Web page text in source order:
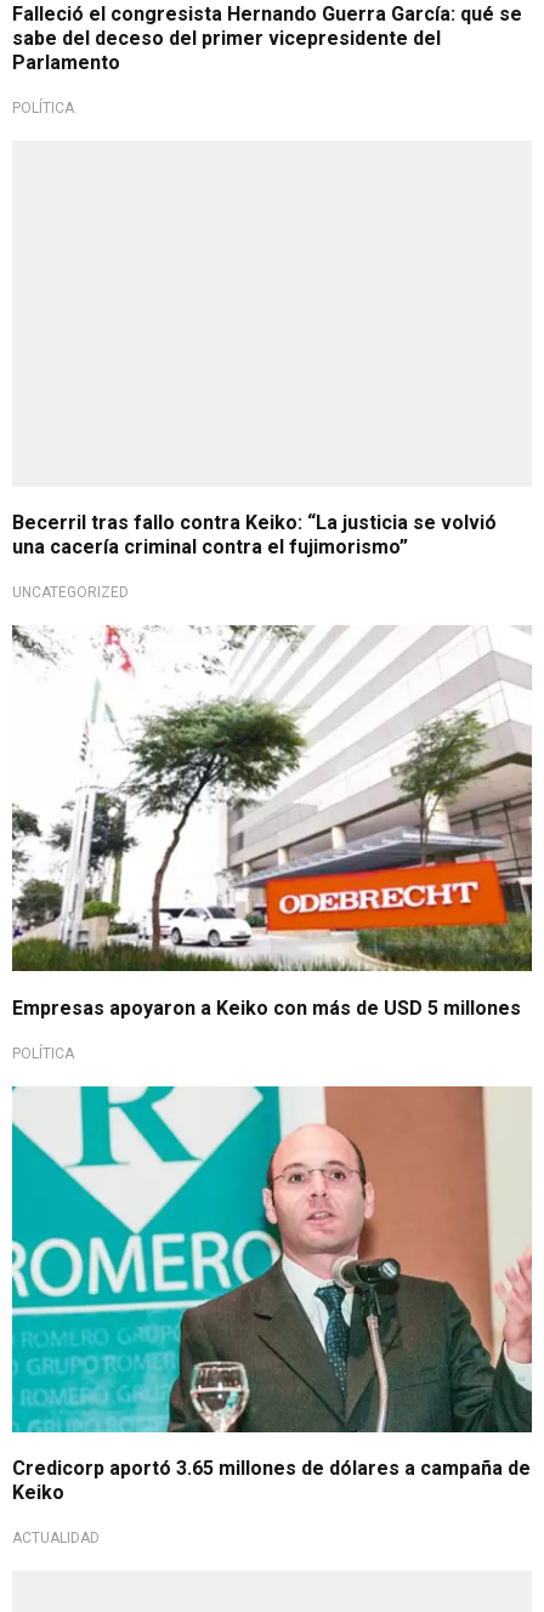
Falleció el congresista Hernando Guerra García: qué se
sabe del deceso del primer vicepresidente del
Parlamento
POLÍTICA
Becerril tras fallo contra Keiko: “La justicia se volvió
una cacería criminal contra el fujimorismo”
UNCATEGORIZED
Empresas apoyaron a Keiko con más de USD 5 millones
POLÍTICA
Credicorp aportó 3.65 millones de dólares a campaña de
Keiko
ACTUALIDAD